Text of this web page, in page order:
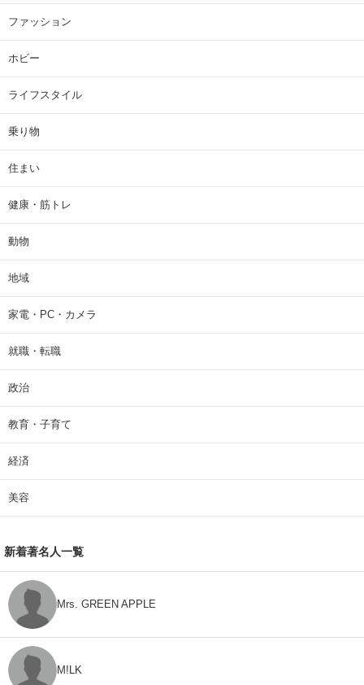
ファッション
ホビー
ライフスタイル
乗り物
住まい
健康・筋トレ
動物
地域
家電・PC・カメラ
就職・転職
政治
教育・子育て
経済
美容
新着著名人一覧
Mrs. GREEN APPLE
M!LK